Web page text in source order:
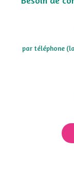
par téléphone